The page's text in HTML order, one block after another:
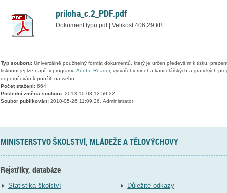
priloha_c.2_PDF.pdf
Dokument typu pdf | Velikost 406,29 kB
Typ souboru:Univerzálně použitelný formát dokumentů, který je určen především k tisku,
tisknout jej lze např. v programu Adobe Reader, vytvářet v mnoha kancelářských a grafických
doporučován k použití na webu.
Počet stažení:664
Poslední změna souboru:2013-10-08 12:50:22
Soubor publikován:2010-05-26 11:09:26, Administrator
MINISTERSTVO ŠKOLSTVÍ, MLÁDEŽE A TĚLOVÝCHOVY
Rejstříky, databáze
Statistika školství
Důležité odkazy